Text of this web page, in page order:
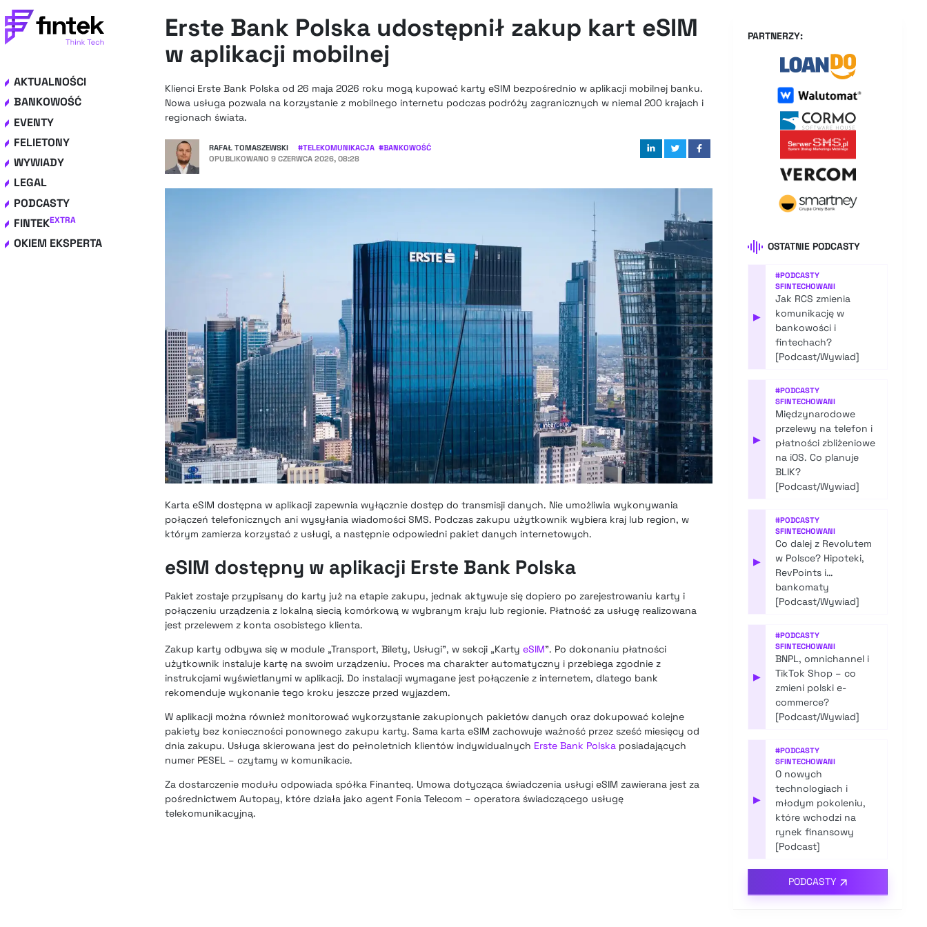
AKTUALNOŚCI
BANKOWOŚĆ
EVENTY
FELIETONY
WYWIADY
LEGAL
PODCASTY
FINTEKEXTRA
OKIEM EKSPERTA
Erste Bank Polska udostępnił zakup kart eSIM
w aplikacji mobilnej
Klienci Erste Bank Polska od 26 maja 2026 roku mogą kupować karty eSIM bezpośrednio w aplikacji mobilnej banku.
Nowa usługa pozwala na korzystanie z mobilnego internetu podczas podróży zagranicznych w niemal 200 krajach i
regionach świata.
RAFAŁ TOMASZEWSKI #TELEKOMUNIKACJA #BANKOWOŚĆ
OPUBLIKOWANO 9 CZERWCA 2026, 08:28
Karta eSIM dostępna w aplikacji zapewnia wyłącznie dostęp do transmisji danych. Nie umożliwia wykonywania
połączeń telefonicznych ani wysyłania wiadomości SMS. Podczas zakupu użytkownik wybiera kraj lub region, w
którym zamierza korzystać z usługi, a następnie odpowiedni pakiet danych internetowych.
eSIM dostępny w aplikacji Erste Bank Polska
Pakiet zostaje przypisany do karty już na etapie zakupu, jednak aktywuje się dopiero po zarejestrowaniu karty i
połączeniu urządzenia z lokalną siecią komórkową w wybranym kraju lub regionie. Płatność za usługę realizowana
jest przelewem z konta osobistego klienta.
Zakup karty odbywa się w module „Transport, Bilety, Usługi”, w sekcji „Karty eSIM”. Po dokonaniu płatności
użytkownik instaluje kartę na swoim urządzeniu. Proces ma charakter automatyczny i przebiega zgodnie z
instrukcjami wyświetlanymi w aplikacji. Do instalacji wymagane jest połączenie z internetem, dlatego bank
rekomenduje wykonanie tego kroku jeszcze przed wyjazdem.
W aplikacji można również monitorować wykorzystanie zakupionych pakietów danych oraz dokupować kolejne
pakiety bez konieczności ponownego zakupu karty. Sama karta eSIM zachowuje ważność przez sześć miesięcy od
dnia zakupu. Usługa skierowana jest do pełnoletnich klientów indywidualnych Erste Bank Polska posiadających
numer PESEL – czytamy w komunikacie.
Za dostarczenie modułu odpowiada spółka Finanteq. Umowa dotycząca świadczenia usługi eSIM zawierana jest za
pośrednictwem Autopay, które działa jako agent Fonia Telecom – operatora świadczącego usługę
telekomunikacyjną.
PARTNERZY:
OSTATNIE PODCASTY
▶
#PODCASTY
SFINTECHOWANI
Jak RCS zmienia
komunikację w
bankowości i
fintechach?
[Podcast/Wywiad]
▶
#PODCASTY
SFINTECHOWANI
Międzynarodowe
przelewy na telefon i
płatności zbliżeniowe
na iOS. Co planuje
BLIK?
[Podcast/Wywiad]
▶
#PODCASTY
SFINTECHOWANI
Co dalej z Revolutem
w Polsce? Hipoteki,
RevPoints i…
bankomaty
[Podcast/Wywiad]
▶
#PODCASTY
SFINTECHOWANI
BNPL, omnichannel i
TikTok Shop – co
zmieni polski e-
commerce?
[Podcast/Wywiad]
▶
#PODCASTY
SFINTECHOWANI
O nowych
technologiach i
młodym pokoleniu,
które wchodzi na
rynek finansowy
[Podcast]
PODCASTY